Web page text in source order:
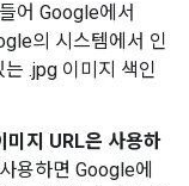
어 Google에서
의 시스템에서 인
는 .jpg 이미지 색인
미지 URL은 사용하
용하면 Google에